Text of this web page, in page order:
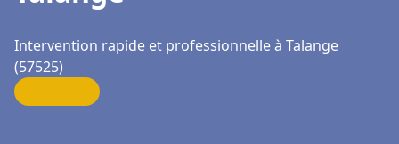
Intervention rapide et professionnelle à Talange
(57525)